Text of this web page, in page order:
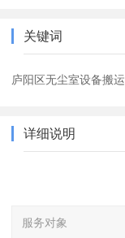
关键词
庐阳区无尘室设备搬运
详细说明
服务对象